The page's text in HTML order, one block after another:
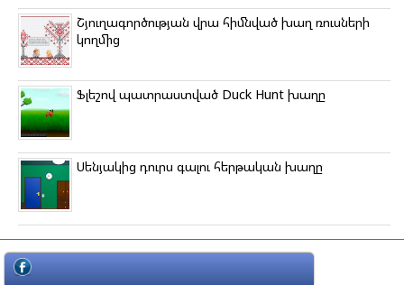
Շյուղագործության վրա հիմնված խաղ ռուսների
կողմից
Ֆլեշով պատրաստված Duck Hunt խաղը
Սենյակից դուրս գալու հերթական խաղը